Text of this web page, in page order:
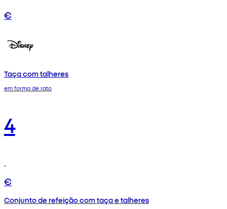
€
Taça com talheres
em forma de rato
4
€
Conjunto de refeição com taça e talheres